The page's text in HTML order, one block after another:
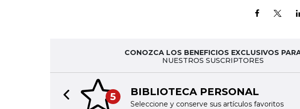
CONOZCA LOS BENEFICIOS EXCLUSIVOS
NUESTROS SUSCRIPTORES
5 BIBLIOTECA PERSONAL
Seleccione y conserve sus artículos favoritos
Previous slide